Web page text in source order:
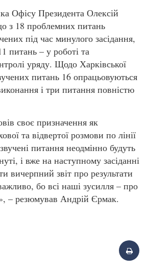
Офісу Президента Олексій
з 18 проблемних питань
під час минулого засідання,
питань – у роботі та
уряду. Щодо Харківської
питань 16 опрацьовуються
і три питання повністю
своє призначення як
та відвертої розмови по лінії
питання неодмінно будуть
і вже на наступному засіданні
вичерпний звіт про результати
бо всі наші зусилля – про
– резюмував Андрій Єрмак.